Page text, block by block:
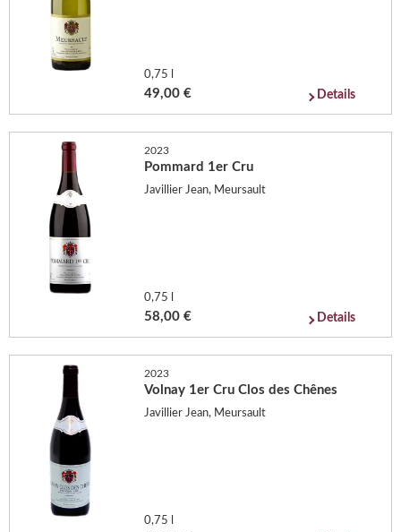
0,75 l
49,00 € Details
2023
Pommard 1er Cru
Javillier Jean, Meursault
0,75 l
58,00 € Details
2023
Volnay 1er Cru Clos des Chênes
Javillier Jean, Meursault
0,75 l